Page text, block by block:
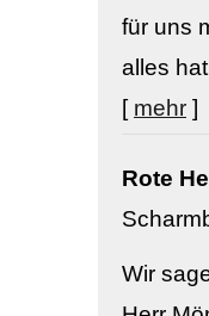
für uns
alles
[ mehr ]
Rote
Wir